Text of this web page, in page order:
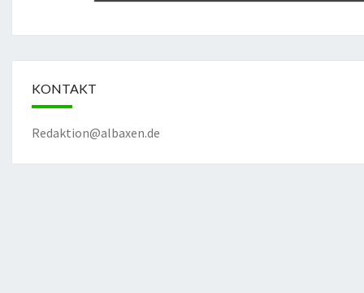
KONTAKT
Redaktion@albaxen.de